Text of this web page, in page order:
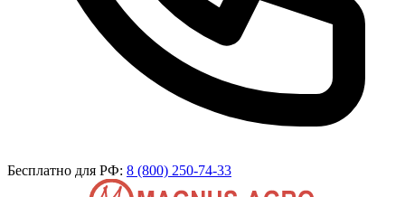
Бесплатно для РФ: 8 (800) 250-74-33